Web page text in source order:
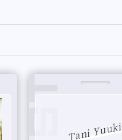
Tani Yuuki